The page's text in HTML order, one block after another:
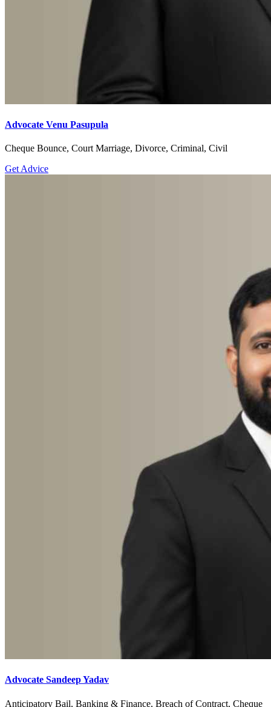
Advocate Venu Pasupula
Cheque Bounce, Court Marriage, Divorce, Criminal, Civil
Get Advice
Advocate Sandeep Yadav
Anticipatory Bail, Banking & Finance, Breach of Contract, Cheque